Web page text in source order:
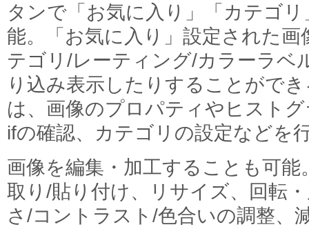
タンで「お気に入り」「カテゴ
能。「お気に入り」設定された
テゴリ/レーティング/カラーラベ
り込み表示したりすることがで
は、画像のプロパティやヒスト
ifの確認、カテゴリの設定などを
画像を編集・加工することも可
取り/貼り付け、リサイズ、回転
さ/コントラスト/色合いの調整、